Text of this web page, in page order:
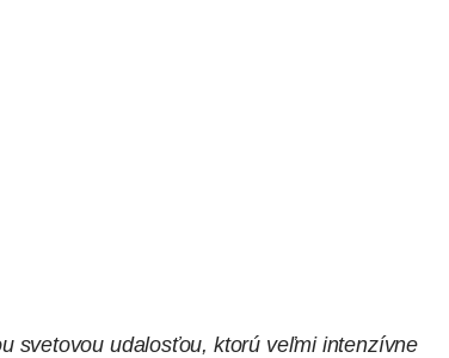
svetovou udalosťou, ktorú veľmi intenzívne